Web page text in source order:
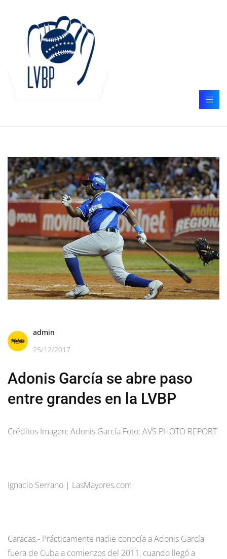
admin
25/12/2017
Adonis García se abre paso
entre grandes en la LVBP
Créditos Imagen: Adonis García Foto: AVS PHOTO REPORT
Ignacio Serrano | LasMayores.com
Caracas.- Prácticamente nadie conocía a Adonis García
fuera de Cuba a comienzos del 2011, cuando llegó a